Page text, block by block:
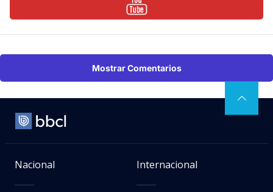
Mostrar Comentarios
Nacional Internacional